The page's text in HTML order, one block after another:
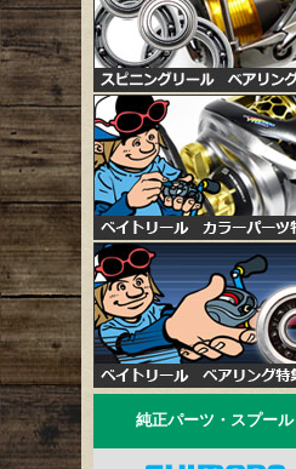
純正パーツ・スプール